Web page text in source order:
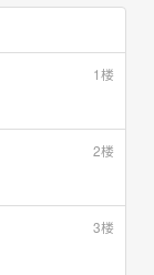
1楼
2楼
3楼